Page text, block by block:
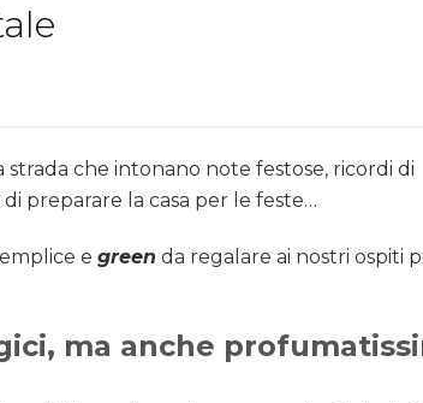
che intonano note festose, ricordi di
preparare la casa per le feste…
e green da regalare ai nostri ospiti
ma anche